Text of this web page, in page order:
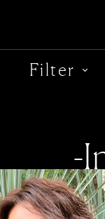
Filter
-